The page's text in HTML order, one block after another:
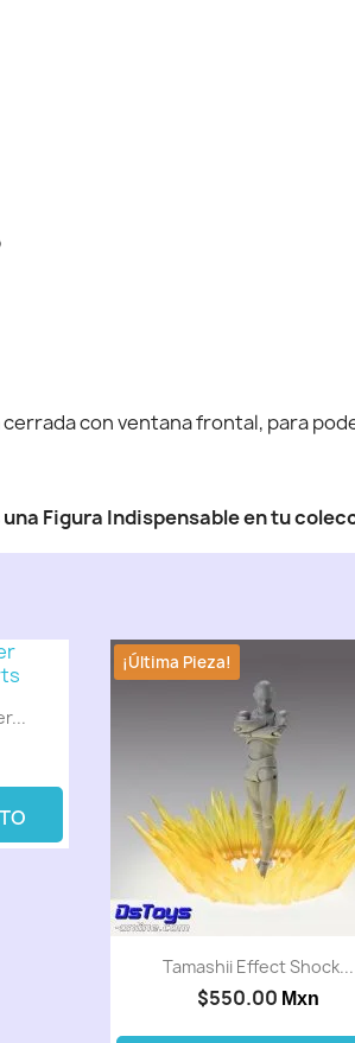
con ventana frontal, para
Figura Indispensable en tu
Tamashii Effect Shock...
$550.00 Mxn
¡Última Pieza!